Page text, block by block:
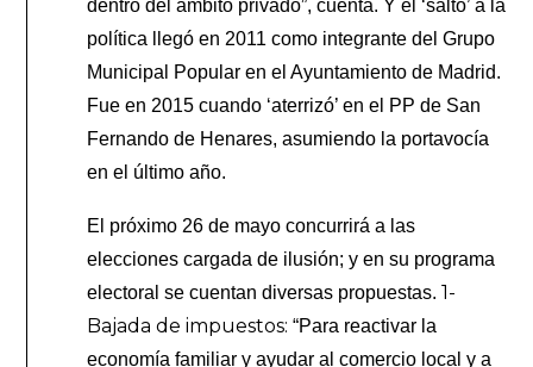
dentro del ámbito privado”, cuenta. Y el ‘salto’ a la
política llegó en 2011 como integrante del Grupo
Municipal Popular en el Ayuntamiento de Madrid.
Fue en 2015 cuando ‘aterrizó’ en el PP de San
Fernando de Henares, asumiendo la portavocía
en el último año.
El próximo 26 de mayo concurrirá a las
elecciones cargada de ilusión; y en su programa
electoral se cuentan diversas propuestas.1-
Bajada de impuestos: “Para reactivar la
economía familiar y ayudar al comercio local y a